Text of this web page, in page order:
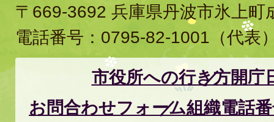
〒669-3692 兵庫県丹波市氷上町
電話番号： 0795-82-1001 （代表
市役所への行き方開庁
お問合わせフォーム組織電話